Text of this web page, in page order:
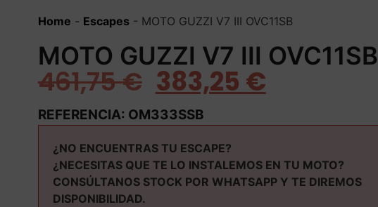
Home - Escapes- MOTO GUZZI V7 III OVC11SB
MOTO GUZZI V7 III OVC11SB
461,75€ 383,25 €
REFERENCIA: OM333SSB
¿NO ENCUENTRAS TU ESCAPE?
¿NECESITAS QUE TE LO INSTALEMOS EN TU MOTO?
CONSÚLTANOS STOCK POR WHATSAPP Y TE DIREMOS
DISPONIBILIDAD.